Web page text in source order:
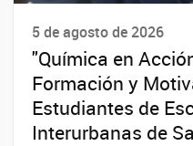
5 de agosto de 2026
"Química en
Formación y
Estudiantes de
Interurbanas de